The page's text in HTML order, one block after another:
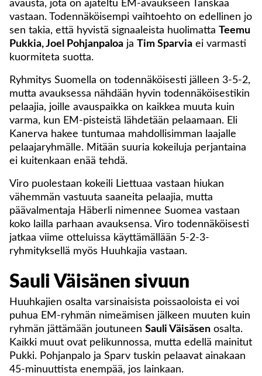
avausta, jota on ajateltu EM-avaukseen Tanskaa
vastaan. Todennäköisempi vaihtoehto on edellinen jo
sen takia, että hyvistä signaaleista huolimatta
Teemu
Pukkia, Joel Pohjanpaloa ja Tim Sparvia ei varmasti
kuormiteta suotta.
Ryhmitys Suomella on todennäköisesti jälleen 3-5-2,
mutta avauksessa nähdään hyvin todennäköisestikin
pelaajia, joille avauspaikka on kaikkea muuta kuin
varma, kun EM-pisteistä lähdetään pelaamaan. Eli
Kanerva hakee tuntumaa mahdollisimman laajalle
pelaajaryhmälle. Mitään suuria kokeiluja perjantaina
ei kuitenkaan enää tehdä.
Viro puolestaan kokeili Liettuaa vastaan hiukan
vähemmän vastuuta saaneita pelaajia, mutta
päävalmentaja Häberli nimennee Suomea vastaan
koko lailla parhaan avauksensa. Viro todennäköisesti
jatkaa viime otteluissa käyttämällään 5-2-3-
ryhmityksellä myös Huuhkajia vastaan.
Sauli Väisänen sivuun
Huuhkajien osalta varsinaisista poissaoloista ei voi
puhua EM-ryhmän nimeämisen jälkeen muuten kuin
ryhmän jättämään joutuneen Sauli Väisäsen osalta.
Kaikki muut ovat pelikunnossa, mutta edellä mainitut
Pukki. Pohjanpalo ja Sparv tuskin pelaavat ainakaan
45-minuuttista enempää, jos lainkaan.